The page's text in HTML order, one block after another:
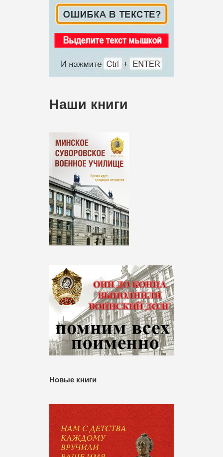
Наши книги
Новые книги